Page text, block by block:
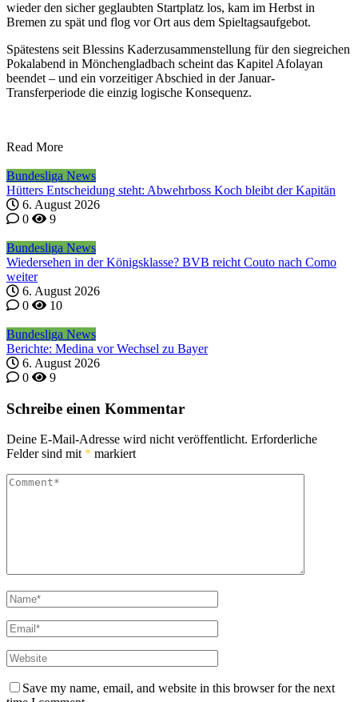
wieder den sicher geglaubten Startplatz los, kam im Herbst in
Bremen zu spät und flog vor Ort aus dem Spieltagsaufgebot.
Spätestens seit Blessins Kaderzusammenstellung für den siegreichen
Pokalabend in Mönchengladbach scheint das Kapitel Afolayan
beendet – und ein vorzeitiger Abschied in der Januar-
Transferperiode die einzig logische Konsequenz.
Read More
Bundesliga News
Hütters Entscheidung steht: Abwehrboss Koch bleibt der Kapitän
6. August 2026
0
9
Bundesliga News
Wiedersehen in der Königsklasse? BVB reicht Couto nach Como
weiter
6. August 2026
0
10
Bundesliga News
Berichte: Medina vor Wechsel zu Bayer
6. August 2026
0
9
Schreibe einen Kommentar
Deine E-Mail-Adresse wird nicht veröffentlicht. Erforderliche
Felder sind mit * markiert
Save my name, email, and website in this browser for the next